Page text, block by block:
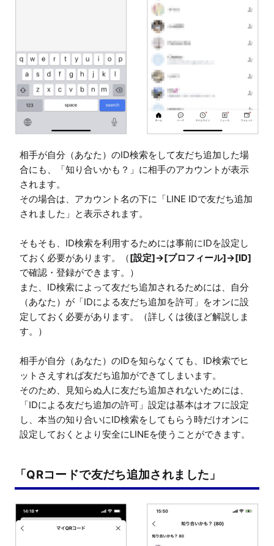
相手が自分（あなた）のID検索をして友だち追加した場
合にも、「知り合いかも？」に相手のアカウントが表示
されます。
その場合は、アカウント名の下に「LINE IDで友だち追加
されました」と表示されます。
そもそも、ID検索を利用するためには事前にIDを設定し
ておく必要があります。（[設定]→[プロフィール]→[ID]
で確認・登録ができます。）
また、ID検索によって友だち追加されるためには、自分
（あなた）が「IDによる友だち追加を許可」をオンに設
定しておく必要があります。（詳しくは後ほど解説しま
す。）
相手が自分（あなた）のIDを知らなくても、ID検索でヒ
ットさえすれば友だち追加ができてしまいます。
そのため、見知らぬ人に友だち追加されないためには、
「IDによる友だち追加の許可」設定は基本はオフに設定
し、本当の知り合いにID検索をしてもらう時だけオンに
設定しておくとより安全にLINEを使うことができます。
「QRコードで友だち追加されました」